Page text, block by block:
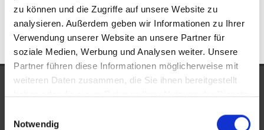
zu können und die Zugriffe auf unsere Website zu
analysieren. Außerdem geben wir Informationen zu Ihrer
Verwendung unserer Website an unsere Partner für
soziale Medien, Werbung und Analysen weiter. Unsere
Partner führen diese Informationen möglicherweise mit
weiteren Daten zusammen, die Sie ihnen bereitgestellt
haben oder die sie im Rahmen Ihrer Nutzung der Dienste
Notwendig
Alsbach-Hähnlein
Immobilienkauf Alsbach-Hähnlein
UNSERE AUSZEICHNUNGEN